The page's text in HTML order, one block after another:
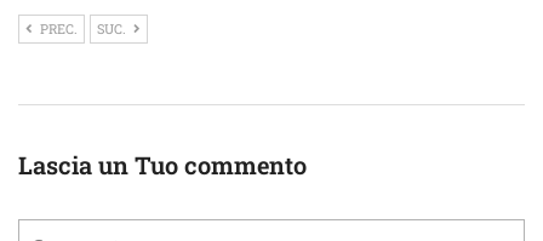
PREC. SUC.
Lascia un Tuo commento